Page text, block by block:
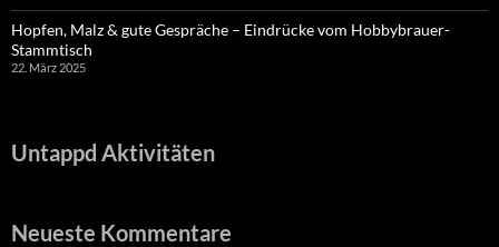
Hopfen, Malz & gute Gespräche – Eindrücke vom Hobbybrauer-
Stammtisch
22. März 2025
Untappd Aktivitäten
Neueste Kommentare